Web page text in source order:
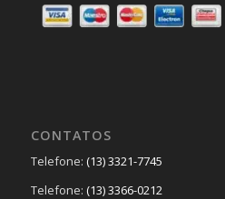
CONTATOS
Telefone: (13) 3321-7745
Telefone: (13) 3366-0212